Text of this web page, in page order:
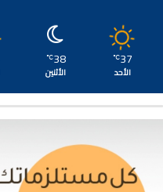
37
℃
الأحد
38
℃
الأثنين